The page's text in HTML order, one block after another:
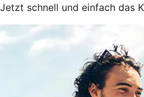
Jetzt schnell und einfach das